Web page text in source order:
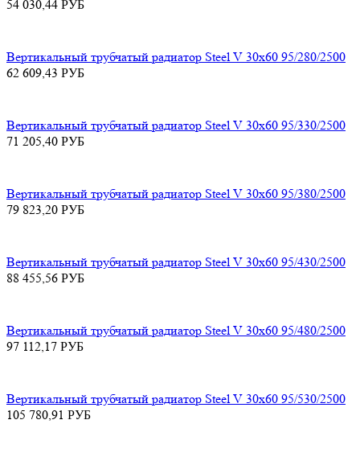
54 030,44 РУБ
Вертикальный трубчатый радиатор Steel V 30х60 95/280/2500
62 609,43 РУБ
Вертикальный трубчатый радиатор Steel V 30х60 95/330/2500
71 205,40 РУБ
Вертикальный трубчатый радиатор Steel V 30х60 95/380/2500
79 823,20 РУБ
Вертикальный трубчатый радиатор Steel V 30х60 95/430/2500
88 455,56 РУБ
Вертикальный трубчатый радиатор Steel V 30х60 95/480/2500
97 112,17 РУБ
Вертикальный трубчатый радиатор Steel V 30х60 95/530/2500
105 780,91 РУБ